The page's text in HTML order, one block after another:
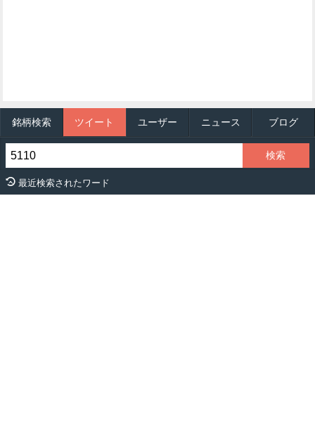
銘柄検索 ツイート ユーザー ニュース ブログ
最近検索されたワード